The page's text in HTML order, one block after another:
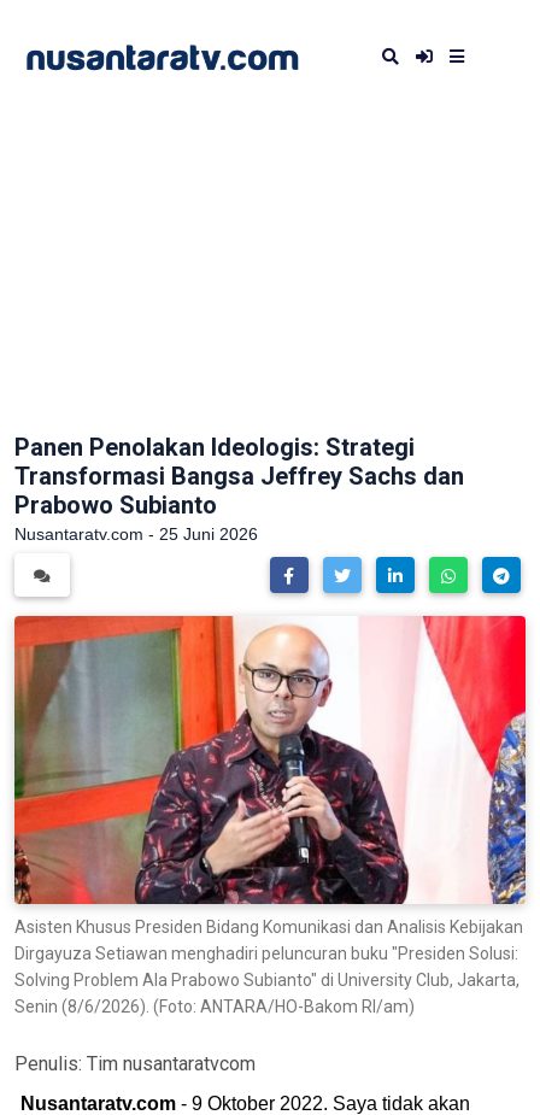
Panen Penolakan Ideologis: Strategi
Transformasi Bangsa Jeffrey Sachs dan
Prabowo Subianto
Nusantaratv.com - 25 Juni 2026
Asisten Khusus Presiden Bidang Komunikasi dan Analisis Kebijakan
Dirgayuza Setiawan menghadiri peluncuran buku "Presiden Solusi:
Solving Problem Ala Prabowo Subianto" di University Club, Jakarta,
Senin (8/6/2026). (Foto: ANTARA/HO-Bakom RI/am)
Penulis: Tim nusantaratvcom
Nusantaratv.com - 9 Oktober 2022. Saya tidak akan